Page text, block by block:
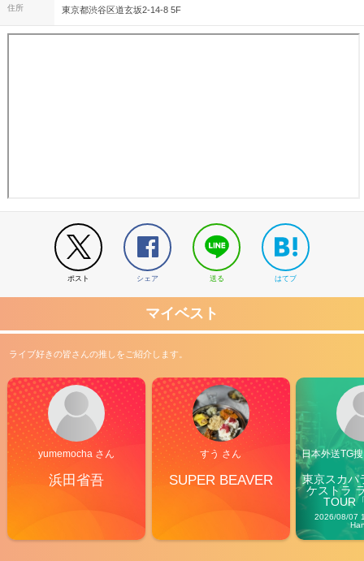
住所 東京都渋谷区道玄坂2-14-8 5F
ポスト シェア 送る はてブ
マイベスト
ライブ好きの皆さんの推しをご紹介します。
yumemocha さん
浜田省吾
すう さん
SUPER BEAVER
日本外送TG
東京スカパ
ケストラ
TOUR
2026/08/07